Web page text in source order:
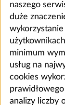
naszego
duże
minimum
usług na
cookies
analizy liczby